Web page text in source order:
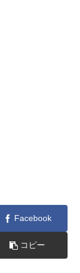
Facebook
コピー